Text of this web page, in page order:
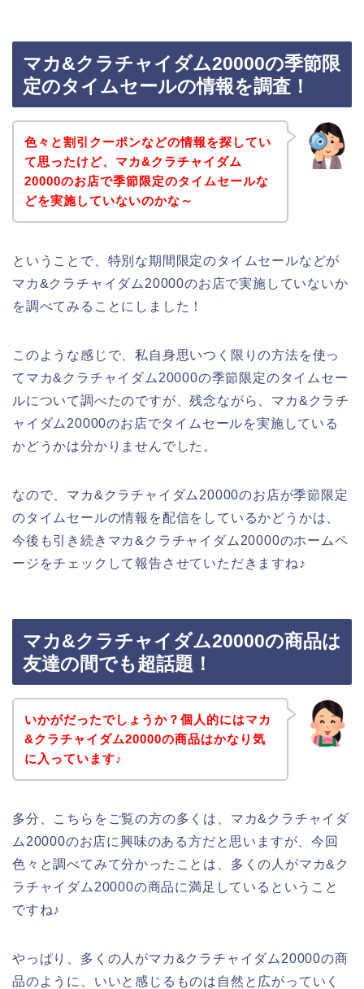
マカ&クラチャイダム20000の季節限
定のタイムセールの情報を調査！
色々と割引クーポンなどの情報を探してい
て思ったけど、マカ&クラチャイダム
20000のお店で季節限定のタイムセールな
どを実施していないのかな～
ということで、特別な期間限定のタイムセールなどが
マカ&クラチャイダム20000のお店で実施していないか
を調べてみることにしました！
このような感じで、私自身思いつく限りの方法を使っ
てマカ&クラチャイダム20000の季節限定のタイムセー
ルについて調べたのですが、残念ながら、マカ&クラチ
ャイダム20000のお店でタイムセールを実施している
かどうかは分かりませんでした。
なので、マカ&クラチャイダム20000のお店が季節限定
のタイムセールの情報を配信をしているかどうかは、
今後も引き続きマカ&クラチャイダム20000のホームペ
ージをチェックして報告させていただきますね♪
マカ&クラチャイダム20000の商品は
友達の間でも超話題！
いかがだったでしょうか？個人的にはマカ
&クラチャイダム20000の商品はかなり気
に入っています♪
多分、こちらをご覧の方の多くは、マカ&クラチャイダ
ム20000のお店に興味のある方だと思いますが、今回
色々と調べてみて分かったことは、多くの人がマカ&ク
ラチャイダム20000の商品に満足しているということ
ですね♪
やっぱり、多くの人がマカ&クラチャイダム20000の商
品のように、いいと感じるものは自然と広がっていく